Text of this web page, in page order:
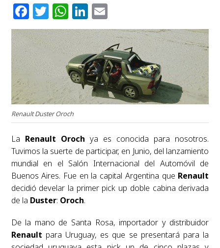
Facebook
Twitter
WhatsApp
LinkedIn
Email
Renault Duster Oroch
La Renault Oroch ya es conocida para nosotros.
Tuvimos la suerte de participar, en Junio, del lanzamiento
mundial en el Salón Internacional del Automóvil de
Buenos Aires. Fue en la capital Argentina que Renault
decidió develar la primer pick up doble cabina derivada
de la Duster: Oroch.
De la mano de Santa Rosa, importador y distribuidor
Renault para Uruguay, es que se presentará para la